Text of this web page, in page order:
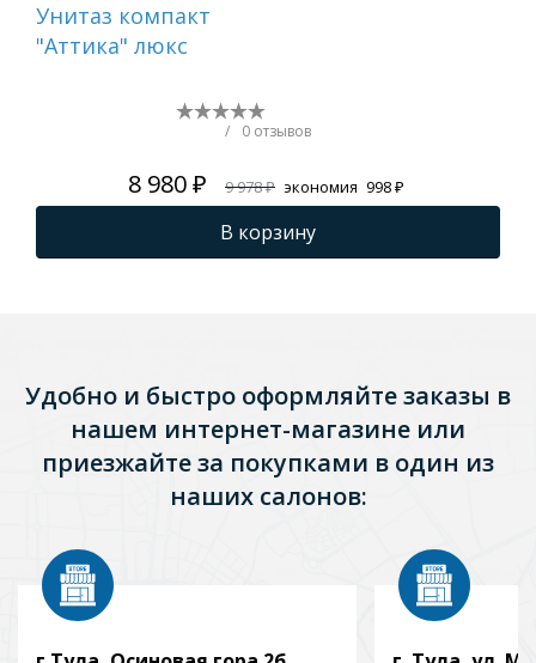
Унитаз компакт
"Аттика" люкс
/ 0 отзывов
8 980 ₽ 9 978 ₽ экономия 998 ₽
В корзину
Удобно и быстро оформляйте заказы в
нашем интернет-магазине или
приезжайте за покупками в один из
наших салонов: